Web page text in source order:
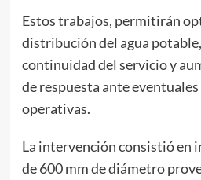
Estos trabajos, permitirán
distribución del agua
continuidad del servicio y
de respuesta ante
operativas.
La intervención consistió en
de 600 mm de diámetro